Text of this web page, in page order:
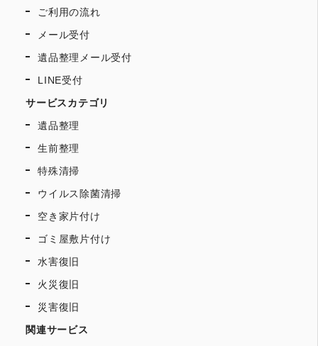
ご利用の流れ
メール受付
遺品整理メール受付
LINE受付
サービスカテゴリ
遺品整理
生前整理
特殊清掃
ウイルス除菌清掃
空き家片付け
ゴミ屋敷片付け
水害復旧
火災復旧
災害復旧
関連サービス